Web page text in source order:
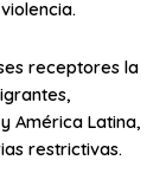
receptores la
América Latina,
restrictivas.